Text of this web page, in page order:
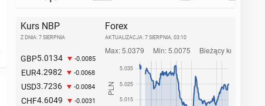
Kurs NBP
Z DNIA: 7 SIERPNIA
GBP5.0134 -0.0085
EUR4.2982 -0.0068
USD3.7236 -0.0084
CHF4.6049 -0.0031
Forex
AKTUALIZACJA: 7 SIERPNIA, 03:10